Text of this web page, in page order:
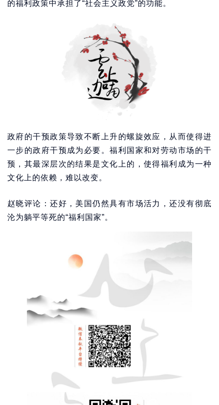
的福利政策中承担了“社会主义政党”的功能。
政府的干预政策导致不断上升的螺旋效应，从而使得进
一步的政府干预成为必要。福利国家和对劳动市场的干
预，其最深层次的结果是文化上的，使得福利成为一种
文化上的依赖，难以改变。
赵晓评论：还好，美国仍然具有市场活力，还没有彻底
沦为躺平等死的“福利国家”。